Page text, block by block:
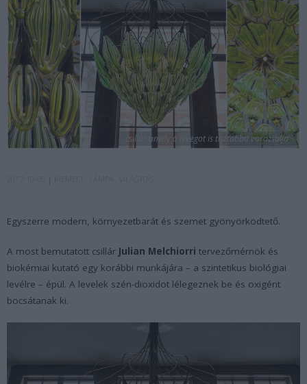
csillar amely a levegot is tisztabba varazsolja
Egyszerre modern, környezetbarát és szemet gyönyörködtető.
A most bemutatott csillár Julian Melchiorri tervezőmérnök és
biokémiai kutató egy korábbi munkájára – a szintetikus biológiai
levélre – épül. A levelek szén-dioxidot lélegeznek be és oxigént
bocsátanak ki.